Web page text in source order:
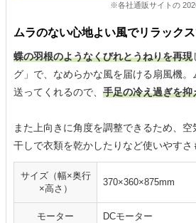
※各社通販サイトの
ムラのない心地よい風でリラック
蝶の羽根のようなくびれとうねりを再現
グ」で、なめらかな風を届ける扇風機
送ってくれるので、 手足の冷え過ぎを抑
また上向きに角度を調整できるため、
干しで衣類を乾かしたりなど使いやすさ
サイズ（幅×奥行
×高さ）
370×360×875mm
モーター DCモーター